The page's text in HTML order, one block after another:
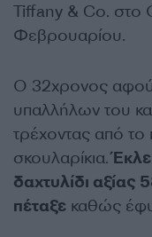
Tiffany & Co. στο
Φεβρουαρίου.
Ο 32χρονος
υπαλλήλων του
τρέχοντας από το
σκουλαρίκια.
δαχτυλίδι
πέταξε καθώς